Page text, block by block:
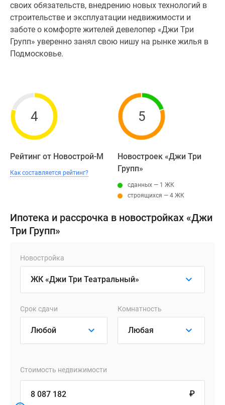
своих обязательств, внедрению новых технологий в
строительстве и эксплуатации недвижимости и
заботе о комфорте жителей девелопер «Джи Три
Групп» уверенно занял свою нишу на рынке жилья в
Подмосковье.
4
Рейтинг от Новострой-М
Как составляется рейтинг?
5
Новостроек «Джи Три
Групп»
сданных — 1 ЖК
строящихся — 4 ЖК
Ипотека и рассрочка в новостройках «Джи
Три Групп»
Новостройка
Срок сдачи Комнатность
Стоимость недвижимости
₽